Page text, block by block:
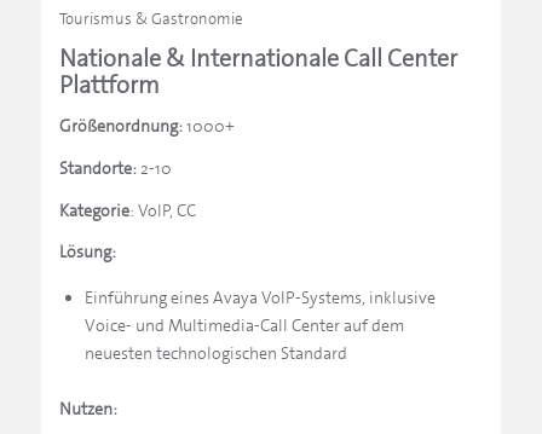
Tourismus & Gastronomie
Nationale & Internationale Call Center
Plattform
Größenordnung:1000+
Standorte: 2-10
Kategorie: VoIP, CC
Lösung:
Einführung eines Avaya VoIP-Systems, inklusive
Voice- und Multimedia-Call Center auf dem
neuesten technologischen Standard
Nutzen: